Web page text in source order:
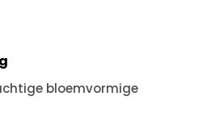
bloemvormige